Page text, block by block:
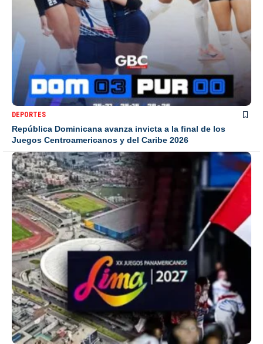
DEPORTES
República Dominicana avanza invicta a la final de los
Juegos Centroamericanos y del Caribe 2026